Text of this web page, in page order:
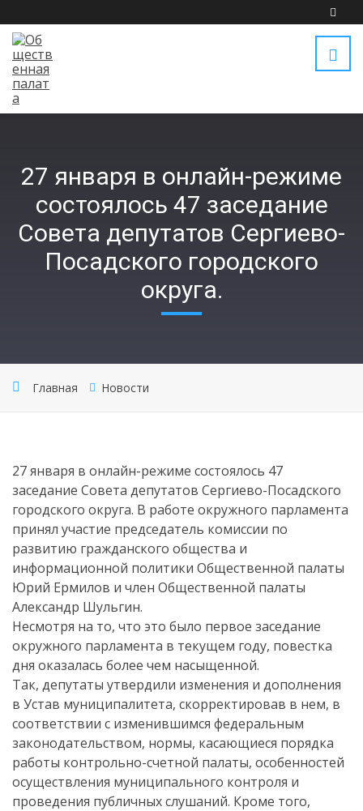
27 января в онлайн-режиме
состоялось 47 заседание
Совета депутатов Сергиево-
Посадского городского
округа.
Главная Новости
27 января в онлайн-режиме состоялось 47
заседание Совета депутатов Сергиево-Посадского
городского округа. В работе окружного парламента
принял участие председатель комиссии по
развитию гражданского общества и
информационной политики Общественной палаты
Юрий Ермилов и член Общественной палаты
Александр Шульгин.
Несмотря на то, что это было первое заседание
окружного парламента в текущем году, повестка
дня оказалась более чем насыщенной.
Так, депутаты утвердили изменения и дополнения
в Устав муниципалитета, скорректировав в нем, в
соответствии с изменившимся федеральным
законодательством, нормы, касающиеся порядка
работы контрольно-счетной палаты, особенностей
осуществления муниципального контроля и
проведения публичных слушаний. Кроме того,